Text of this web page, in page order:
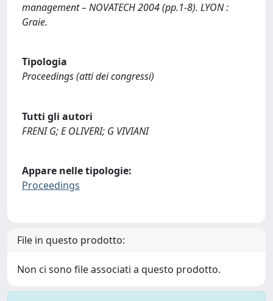
management – NOVATECH 2004 (pp.1-8). LYON :
Graie.
Tipologia
Proceedings (atti dei congressi)
Tutti gli autori
FRENI G; E OLIVERI; G VIVIANI
Appare nelle tipologie:
Proceedings
File in questo prodotto:
Non ci sono file associati a questo prodotto.